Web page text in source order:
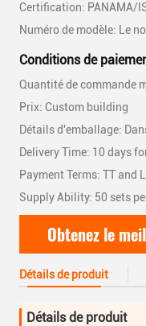
Certification: PANAMA/
Numéro de modèle: Le
Conditions de
Quantité de commande
Prix: Custom building
Détails d'emballage:
Delivery Time: 10 days
Payment Terms: TT and
Supply Ability: 50 sets
Obtenez le
Détails de produit
Détails de produit